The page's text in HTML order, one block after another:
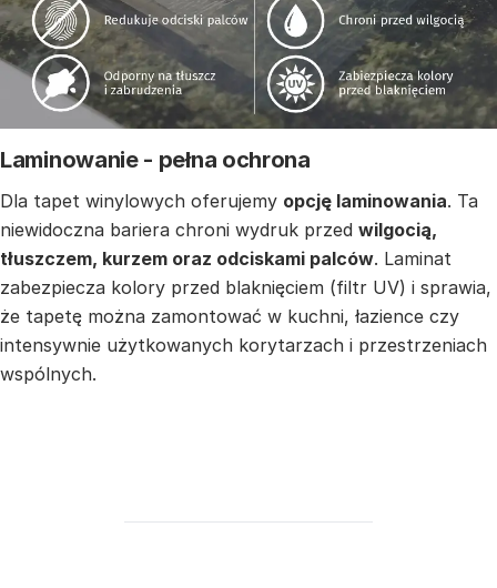
Laminowanie - pełna ochrona
Dla tapet winylowych oferujemy opcję laminowania. Ta
niewidoczna bariera chroni wydruk przed wilgocią,
tłuszczem, kurzem oraz odciskami palców. Laminat
zabezpiecza kolory przed blaknięciem (filtr UV) i sprawia,
że tapetę można zamontować w kuchni, łazience czy
intensywnie użytkowanych korytarzach i przestrzeniach
wspólnych.